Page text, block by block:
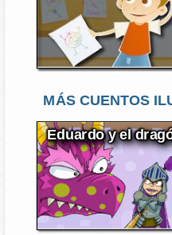
MÁS CUENTOS
Eduardo y el